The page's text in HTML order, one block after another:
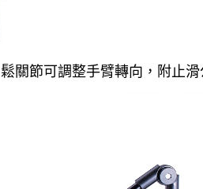
鬆關節可調整手臂轉向，附止